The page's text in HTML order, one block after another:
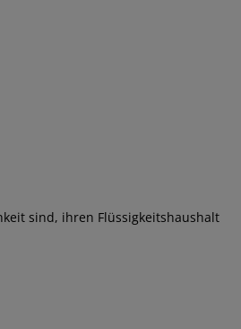
sind, ihren Flüssigkeitshaushalt